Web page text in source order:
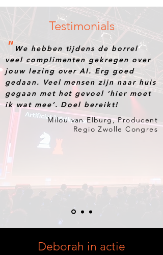
Testimonials
" We hebben tijdens de borrel
veel complimenten gekregen over
jouw lezing over AI. Erg goed
gedaan. Veel mensen zijn naar huis
gegaan met het gevoel ‘hier moet
ik wat mee’. Doel bereikt!
Milou van Elburg, Producent
Regio Zwolle Congres
Deborah in actie